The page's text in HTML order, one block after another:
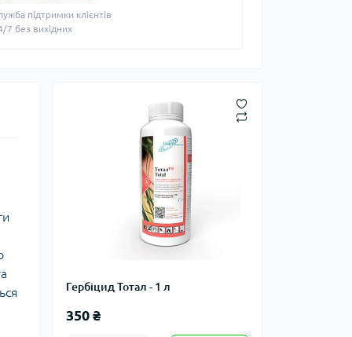
підтримки клієнтів
7 без вихідних
Гербіцид Тотал - 1 л
350 ₴